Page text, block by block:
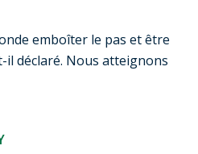
emboîter le pas et être
il déclaré. Nous atteignons